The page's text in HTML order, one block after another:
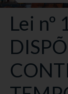
Lei nº